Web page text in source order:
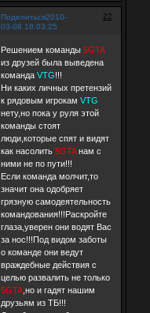
Поделиться 22
2010-
03-08 18:03:25
Решением команды 5GTA
из друзей была выведена
команда VTG!!!
Ни каких личных претензий
к рядовым игрокам VTG
нету,но пока у руля этой
команды стоят
люди,которые спят и видят
как насолить 5GTAнам с
ними не по пути!!!
Если команда молчит,то
значит она одобряет
грязную самодеятельность
командования!!!Раскройте
глаза,уверен они водят Вас
за нос!!!Под видом заботы
о команде они ведут
враждебные действия с
целью развалить не только
5GTA,но и гадят нашим
друзьям из ТБ!!!